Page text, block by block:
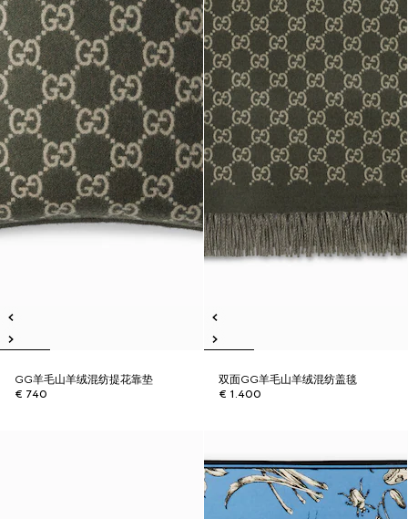
GG羊毛山羊绒混纺提花靠垫
€ 740
双面GG羊毛山羊绒混纺盖毯
€ 1.400